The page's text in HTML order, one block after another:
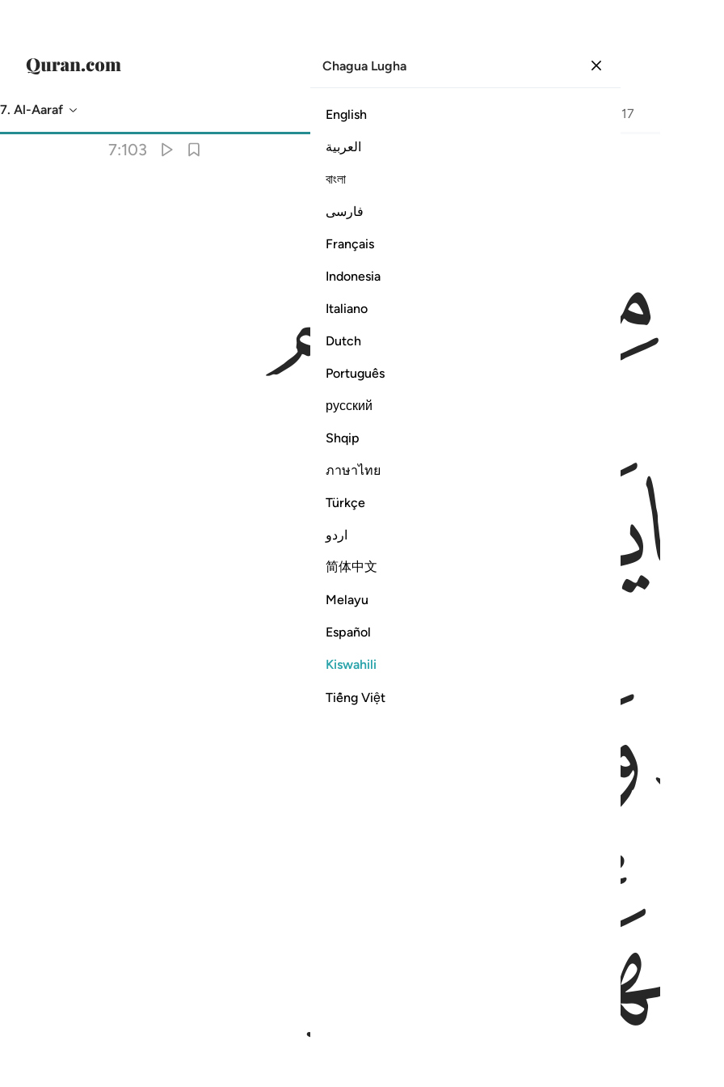
Chagua Lugha
English
العربية
বাংলা
فارسی
Français
Indonesia
Italiano
Dutch
Português
русский
Shqip
ภาษาไทย
Türkçe
اردو
简体中文
Melayu
Español
Kiswahili
Tiếng Việt
7. Al-Aaraf 17
7:103
وَمَلَإِي۟هِۦ فَظَلَمُوا۟ بِهَا ۖ فَٱنظُرْ كَيْفَ كَانَ عَـٰقِبَةُ ٱلْمُفْسِدِينَ ١٠٣
ﲰ
ﲱ
ﲴ
ﲶ
ﲸﲹ